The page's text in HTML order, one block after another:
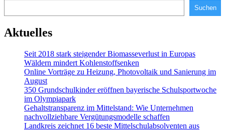
Suchen
Aktuelles
Seit 2018 stark steigender Biomasseverlust in Europas
Wäldern mindert Kohlenstoffsenken
Online Vorträge zu Heizung, Photovoltaik und Sanierung im
August
350 Grundschulkinder eröffnen bayerische Schulsportwoche
im Olympiapark
Gehaltstransparenz im Mittelstand: Wie Unternehmen
nachvollziehbare Vergütungsmodelle schaffen
Landkreis zeichnet 16 beste Mittelschulabsolventen aus